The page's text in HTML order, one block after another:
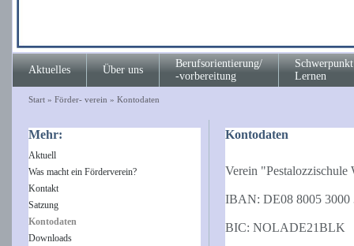
Aktuelles Über uns
Berufsorientierung/
-vorbereitung
Schwerpunkt
Lernen
Start» Förder- verein » Kontodaten
Mehr:
Aktuell
Was macht ein Förderverein?
Kontakt
Satzung
Kontodaten
Downloads
Kontodaten
Verein "Pestalozzischule
IBAN: DE08 8005 3000
BIC: NOLADE21BLK